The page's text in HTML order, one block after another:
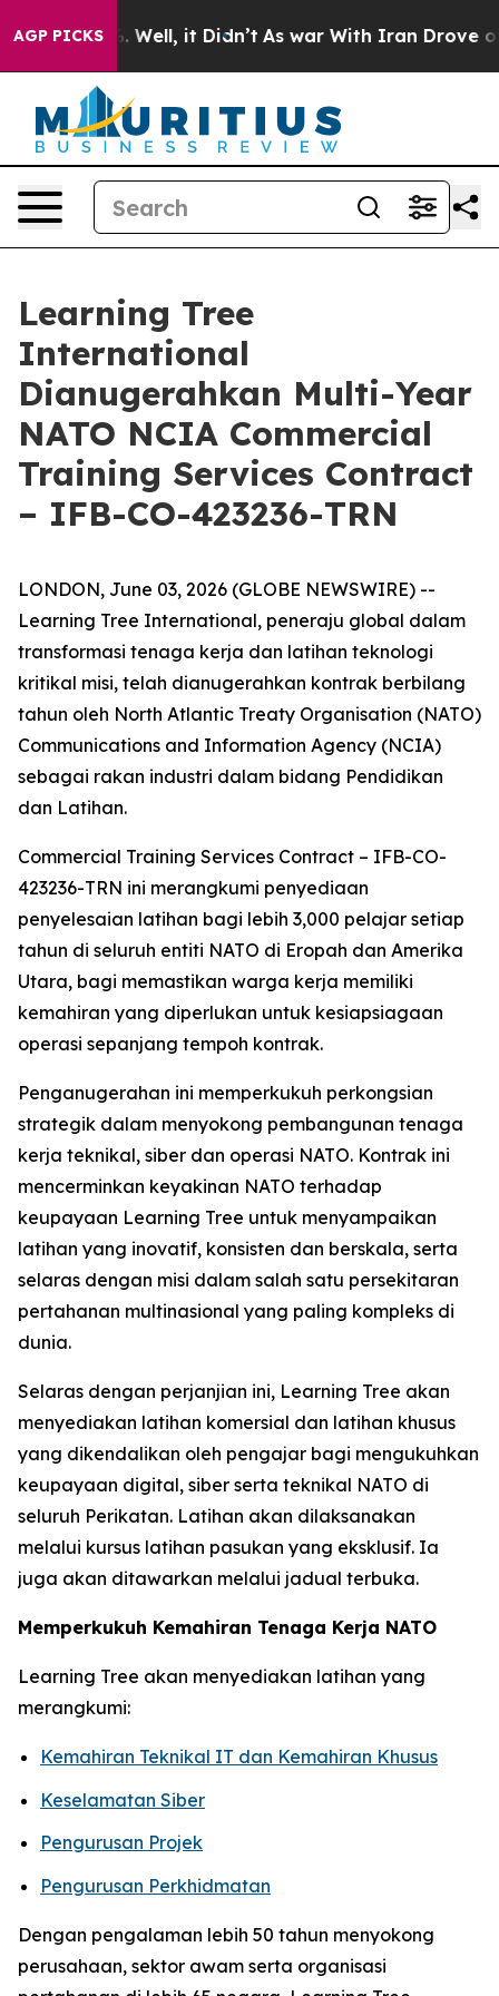
AGP PICKS
40%. Well, it Didn’t As war With Iran Drove oil
Learning Tree
International
Dianugerahkan Multi-Year
NATO NCIA Commercial
Training Services Contract
– IFB-CO-423236-TRN
LONDON, June 03, 2026 (GLOBE NEWSWIRE) --
Learning Tree International, peneraju global dalam
transformasi tenaga kerja dan latihan teknologi
kritikal misi, telah dianugerahkan kontrak berbilang
tahun oleh North Atlantic Treaty Organisation (NATO)
Communications and Information Agency (NCIA)
sebagai rakan industri dalam bidang Pendidikan
dan Latihan.
Commercial Training Services Contract – IFB-CO-
423236-TRN ini merangkumi penyediaan
penyelesaian latihan bagi lebih 3,000 pelajar setiap
tahun di seluruh entiti NATO di Eropah dan Amerika
Utara, bagi memastikan warga kerja memiliki
kemahiran yang diperlukan untuk kesiapsiagaan
operasi sepanjang tempoh kontrak.
Penganugerahan ini memperkukuh perkongsian
strategik dalam menyokong pembangunan tenaga
kerja teknikal, siber dan operasi NATO. Kontrak ini
mencerminkan keyakinan NATO terhadap
keupayaan Learning Tree untuk menyampaikan
latihan yang inovatif, konsisten dan berskala, serta
selaras dengan misi dalam salah satu persekitaran
pertahanan multinasional yang paling kompleks di
dunia.
Selaras dengan perjanjian ini, Learning Tree akan
menyediakan latihan komersial dan latihan khusus
yang dikendalikan oleh pengajar bagi mengukuhkan
keupayaan digital, siber serta teknikal NATO di
seluruh Perikatan. Latihan akan dilaksanakan
melalui kursus latihan pasukan yang eksklusif. Ia
juga akan ditawarkan melalui jadual terbuka.
Memperkukuh Kemahiran Tenaga Kerja NATO
Learning Tree akan menyediakan latihan yang
merangkumi:
Kemahiran Teknikal IT dan Kemahiran Khusus
Keselamatan Siber
Pengurusan Projek
Pengurusan Perkhidmatan
Dengan pengalaman lebih 50 tahun menyokong
perusahaan, sektor awam serta organisasi